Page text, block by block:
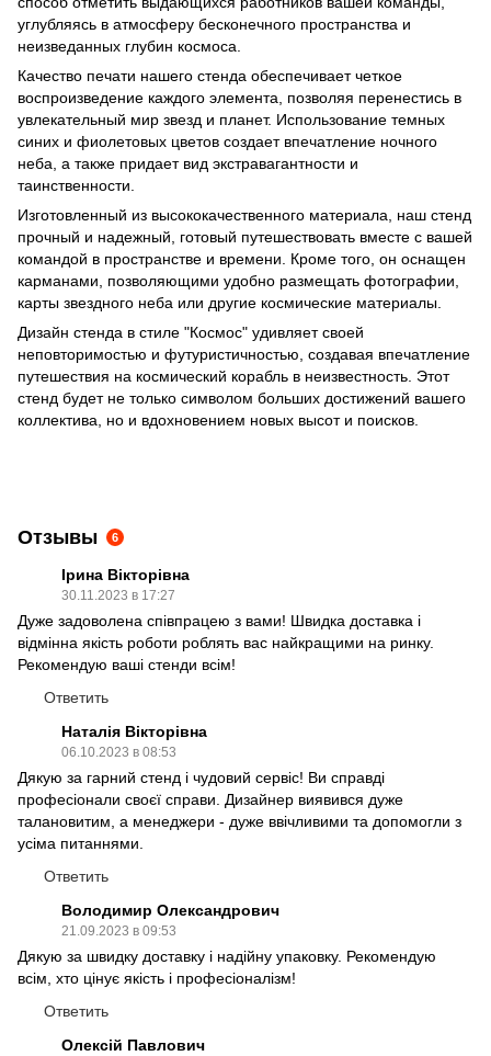
углубляясь в атмосферу бесконечного пространства и
неизведанных глубин космоса.
Качество печати нашего стенда обеспечивает четкое
воспроизведение каждого элемента, позволяя перенестись в
увлекательный мир звезд и планет. Использование темных
синих и фиолетовых цветов создает впечатление ночного
неба, а также придает вид экстравагантности и
таинственности.
Изготовленный из высококачественного материала, наш стенд
прочный и надежный, готовый путешествовать вместе с вашей
командой в пространстве и времени. Кроме того, он оснащен
карманами, позволяющими удобно размещать фотографии,
карты звездного неба или другие космические материалы.
Дизайн стенда в стиле "Космос" удивляет своей
неповторимостью и футуристичностью, создавая впечатление
путешествия на космический корабль в неизвестность. Этот
стенд будет не только символом больших достижений вашего
коллектива, но и вдохновением новых высот и поисков.
Отзывы 6
Ірина Вікторівна
30.11.2023 в 17:27
Дуже задоволена співпрацею з вами! Швидка доставка і
відмінна якість роботи роблять вас найкращими на ринку.
Рекомендую ваші стенди всім!
Ответить
Наталія Вікторівна
06.10.2023 в 08:53
Дякую за гарний стенд і чудовий сервіс! Ви справді
професіонали своєї справи. Дизайнер виявився дуже
талановитим, а менеджери - дуже ввічливими та допомогли з
усіма питаннями.
Ответить
Володимир Олександрович
21.09.2023 в 09:53
Дякую за швидку доставку і надійну упаковку. Рекомендую
всім, хто цінує якість і професіоналізм!
Ответить
Олексій Павлович